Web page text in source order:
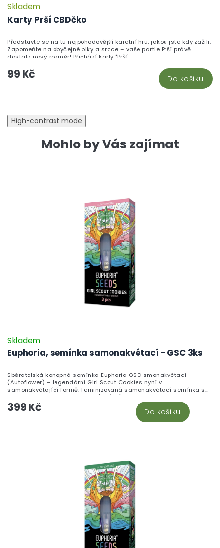
Karty Prší CBDčko
Skladem
99 Kč Do košíku
Představte se na tu nejpohodovější karetní hru, jakou jste kdy zažili.
Zapomeňte na obyčejné piky a srdce – vaše partie Prší právě
dostala nový rozměr! Přichází karty "Prší...
High-contrast mode
Mohlo by Vás zajímat
Euphoria, semínka samonakvétací - GSC 3ks
Skladem
399 Kč Do košíku
Sběratelská konopná semínka Euphoria GSC smonakvétací
(Autoflower) – legendární Girl Scout Cookies nyní v
samonakvétající formě. Feminizovaná samonakvétací semínka s
Indica-dominantní genetikou (80/30). Určena výhradně pro sbírky
a botanické studium. Není určena k pěstování.